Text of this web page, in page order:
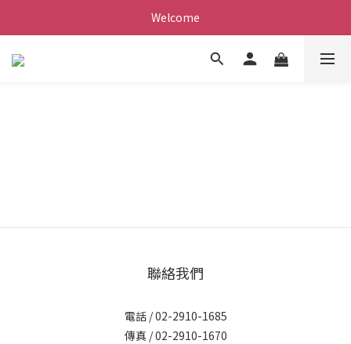
Welcome
聯絡我們
電話 / 02-2910-1685
傳真 / 02-2910-1670